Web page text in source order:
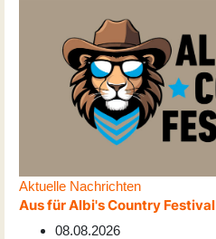
Aktuelle Nachrichten
Aus für Albi's Country Festival
08.08.2026